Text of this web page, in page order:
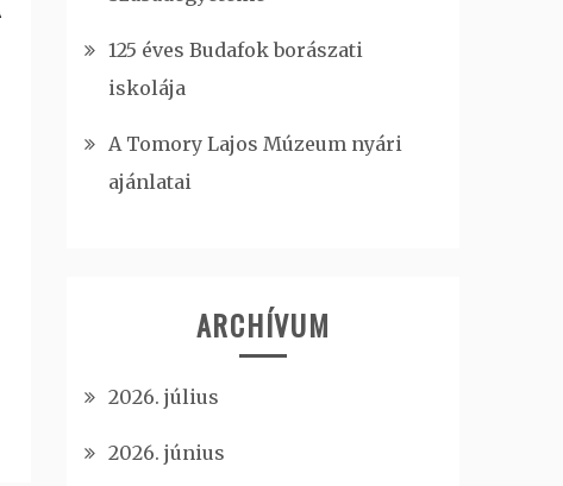
125 éves Budafok borászati
iskolája
A Tomory Lajos Múzeum nyári
ajánlatai
ARCHÍVUM
2026. július
2026. június